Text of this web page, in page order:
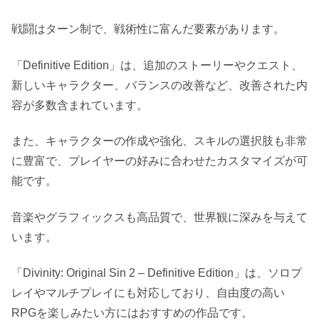
戦闘はターン制で、戦術性に富んだ要素があります。
「Definitive Edition」は、追加のストーリーやクエスト、
新しいキャラクター、バランスの改善など、改善された内
容が多数含まれています。
また、キャラクターの作成や強化、スキルの選択肢も非常
に豊富で、プレイヤーの好みに合わせたカスタマイズが可
能です。
音楽やグラフィックスも高品質で、世界観に深みを与えて
います。
「Divinity: Original Sin 2 – Definitive Edition」は、ソロプ
レイやマルチプレイにも対応しており、自由度の高い
RPGを楽しみたい方にはおすすめの作品です。